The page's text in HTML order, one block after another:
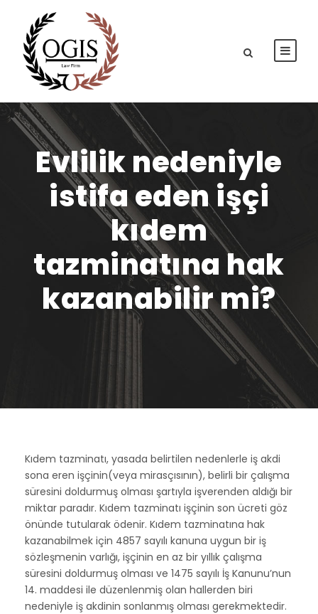
Evlilik nedeniyle
istifa eden işçi
kıdem
tazminatına hak
kazanabilir mi?
Kıdem tazminatı, yasada belirtilen nedenlerle iş akdi
sona eren işçinin(veya mirasçısının), belirli bir çalışma
süresini doldurmuş olması şartıyla işverenden aldığı bir
miktar paradır. Kıdem tazminatı işçinin son ücreti göz
önünde tutularak ödenir. Kıdem tazminatına hak
kazanabilmek için 4857 sayılı kanuna uygun bir iş
sözleşmenin varlığı, işçinin en az bir yıllık çalışma
süresini doldurmuş olması ve 1475 sayılı İş Kanunu’nun
14. maddesi ile düzenlenmiş olan hallerden biri
nedeniyle iş akdinin sonlanmış olması gerekmektedir.